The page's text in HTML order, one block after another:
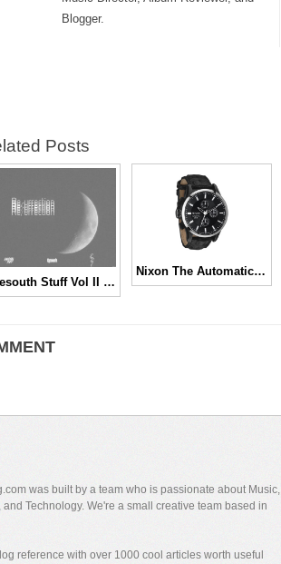
Blogger.
Posts
Eyesouth Stuff Vol II Featuring “Haven” T-Shirt
Nixon The Automatic Chrono LTD
was built by a team who is passionate about Music,
Technology. We're a small creative team based in
reference with over 1000 cool articles worth useful